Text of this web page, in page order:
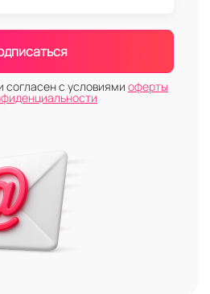
согласен с условиями оферты